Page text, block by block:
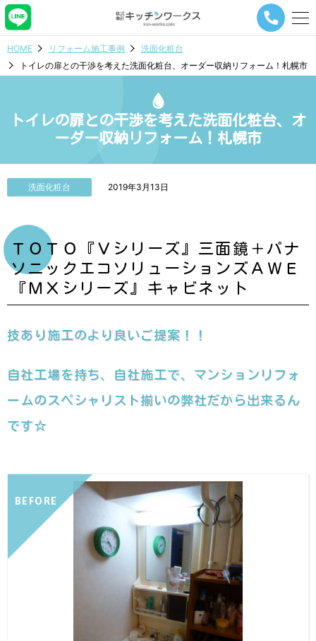
メ
ー
ナ
ー
シ
ボ
HOME リフォーム施工事例
洗面化粧台
トイレの扉との干渉を考えた洗面化粧台、オーダー収納リフォーム！札幌市
トイレの扉との干渉を考えた洗面化粧台、オ
ーダー収納リフォーム！札幌市
洗面化粧台 2019年3月13日
ＴＯＴＯ『Ｖシリーズ』三面鏡＋パナ
ソニックエコソリューションズＡＷＥ
『ＭＸシリーズ』キャビネット
技あり施工のより良いご提案！！
自社工場を持ち、自社施工で、マンションリフォ
ームのスペシャリスト揃いの弊社だから出来るん
です☆
BEFORE